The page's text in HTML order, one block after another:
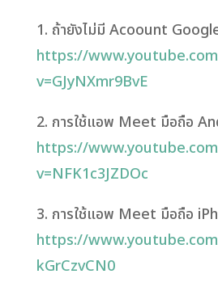
1. ถ้ายังไม่มี Acoount
https://
v=GJyNXmr9BvE
2. การใช้แอพ Meet มือถือ
https://
v=NFK1c3JZDOc
3. การใช้แอพ Meet มือถือ
https://
kGrCzvCN0